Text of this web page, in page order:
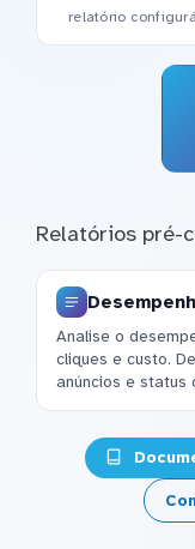
relatório
Relatórios pré-
Analise o
cliques e custo.
anúncios e status